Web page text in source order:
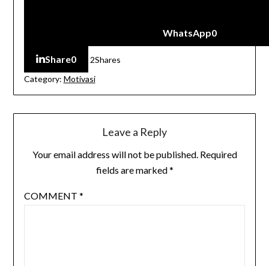
WhatsApp0
Share0 2Shares
Category: Motivasi
Leave a Reply
Your email address will not be published. Required
fields are marked*
COMMENT *